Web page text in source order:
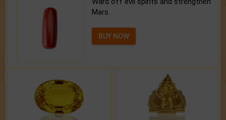
Mars.
BUY NOW